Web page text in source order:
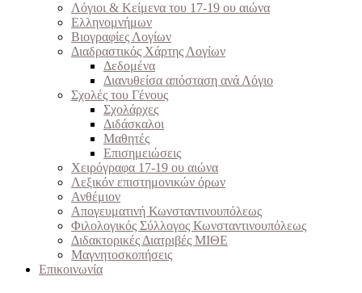
Λόγιοι & Κείμενα του 17-19 ου αιώνα
Ελληνομνήμων
Βιογραφίες Λογίων
Διαδραστικός Χάρτης Λογίων
Δεδομένα
Διανυθείσα απόσταση ανά Λόγιο
Σχολές του Γένους
Σχολάρχες
Διδάσκαλοι
Μαθητές
Επισημειώσεις
Χειρόγραφα 17-19 ου αιώνα
Λεξικόν επιστημονικών όρων
Ανθέμιον
Απογευματινή Κωνσταντινουπόλεως
Φιλολογικός Σύλλογος Κωνσταντινουπόλεως
Διδακτορικές Διατριβές ΜΙΘΕ
Μαγνητοσκοπήσεις
Επικοινωνία